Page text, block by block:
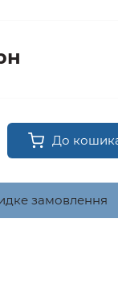
До
замовлення